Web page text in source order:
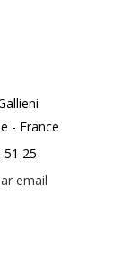
- France
51 25
email